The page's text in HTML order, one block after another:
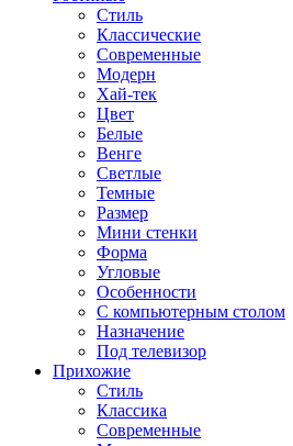
Стиль
Классические
Современные
Модерн
Хай-тек
Цвет
Белые
Венге
Светлые
Темные
Размер
Мини стенки
Форма
Угловые
Особенности
С компьютерным столом
Назначение
Под телевизор
Прихожие
Стиль
Классика
Современные